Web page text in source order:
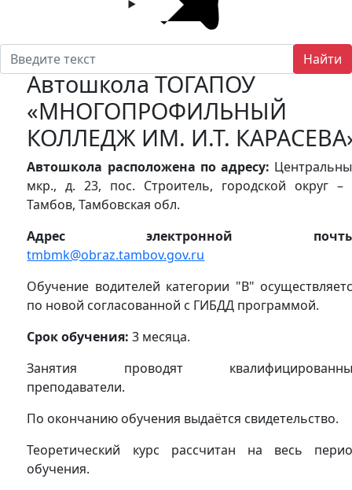
Найти
Автошкола ТОГАПОУ
«МНОГОПРОФИЛЬНЫЙ
КОЛЛЕДЖ ИМ. И.Т.
Автошкола расположена по адресу:
мкр., д. 23, пос. Строитель, городской округ –
Тамбов, Тамбовская обл.
Адрес электронной
tmbmk@obraz.tambov.gov.ru
Обучение водителей категории "В"
по новой согласованной с ГИБДД программой.
Срок обучения: 3 месяца.
Занятия проводят
преподаватели.
По окончанию обучения выдаётся свидетельство.
Теоретический курс рассчитан на весь
обучения.